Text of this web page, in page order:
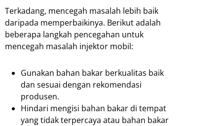
Terkadang, mencegah masalah lebih baik
daripada memperbaikinya. Berikut adalah
beberapa langkah pencegahan untuk
mencegah masalah injektor mobil:
Gunakan bahan bakar berkualitas baik
dan sesuai dengan rekomendasi
produsen.
Hindari mengisi bahan bakar di tempat
yang tidak terpercaya atau bahan bakar